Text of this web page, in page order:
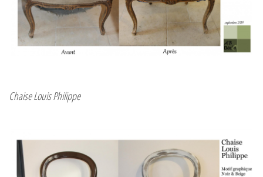
Chaise Louis Philippe